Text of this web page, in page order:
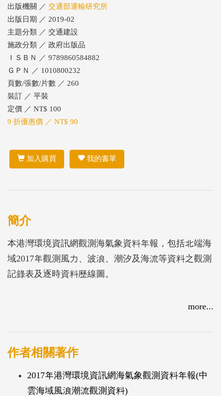
出版機關 ／ 交通部運輸研究所
出版日期 ／ 2019-02
主題分類 ／ 交通建設
施政分類 ／ 政府出版品
ＩＳＢＮ ／ 9789860584882
ＧＰＮ ／ 1010800232
頁數/張數/片數 ／ 260
裝訂 ／ 平裝
定價 ／ NT$ 100
9 折優惠價 ／ NT$ 90
加入購買 我的書單
簡介
本港灣環境資訊網觀測海氣象資料年報，包括北端海
域2017年觀測風力、波浪、潮汐及海流等資料之觀測
記錄表及逐時資料歷線圖。
more...
作者相關著作
2017年港灣環境資訊網海氣象觀測資料年報(中
雲海域風浪潮流觀測資料)